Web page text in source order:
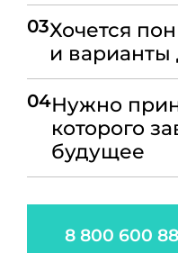
03Хочется
и варианты
04Нужно
которого
будущее
8 800 600